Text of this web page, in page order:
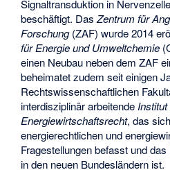
Signaltransduktion in
beschäftigt. DasZentrum für
Forschung(ZAF) wurde 2014
für Energie und Umweltchemie
einen Neubau neben dem ZAF
beheimatet zudem seit einigen
Rechtswissenschaftlichen
interdisziplinär arbeitende
Energiewirtschaftsrecht, das
energierechtlichen und
Fragestellungen befasst und
in den neuen Bundesländern ist.